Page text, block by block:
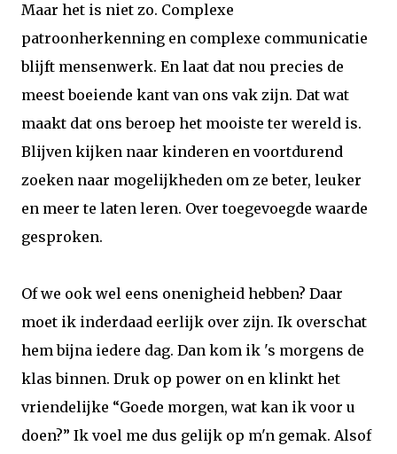
Maar het is niet zo. Complexe
patroonherkenning en complexe communicatie
blijft mensenwerk. En laat dat nou precies de
meest boeiende kant van ons vak zijn. Dat wat
maakt dat ons beroep het mooiste ter wereld is.
Blijven kijken naar kinderen en voortdurend
zoeken naar mogelijkheden om ze beter, leuker
en meer te laten leren. Over toegevoegde waarde
gesproken.
Of we ook wel eens onenigheid hebben? Daar
moet ik inderdaad eerlijk over zijn. Ik overschat
hem bijna iedere dag. Dan kom ik 's morgens de
klas binnen. Druk op power on en klinkt het
vriendelijke “Goede morgen, wat kan ik voor u
doen?” Ik voel me dus gelijk op m'n gemak. Alsof